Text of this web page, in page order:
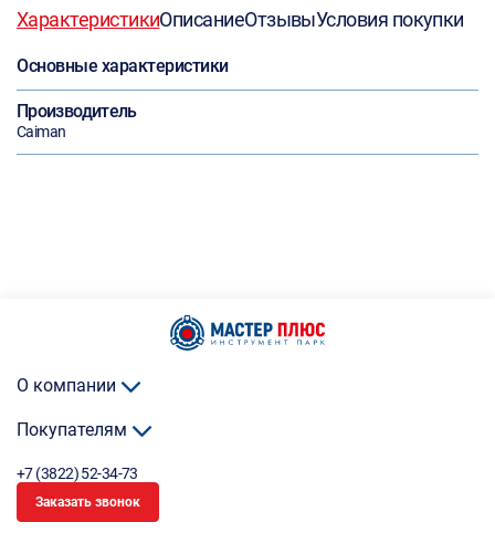
ХарактеристикиОписаниеОтзывыУсловия покупки
Основные характеристики
Производитель
Caiman
О компании
Покупателям
+7 (3822) 52-34-73
Заказать звонок